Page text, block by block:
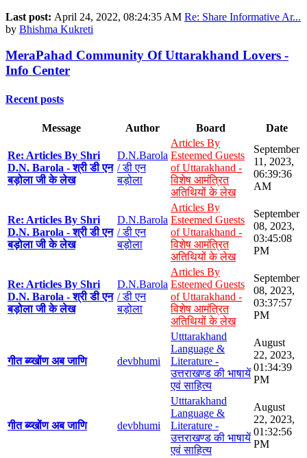
Last post: April 24, 2022, 08:24:35 AM Re: Share Informative Ar...
by Bhishma Kukreti
MeraPahad Community Of Uttarakhand Lovers -
Info Center
Recent posts
Message Author Board Date
Re: Articles By Shri
D.N. Barola - श्री डी एन
बड़ोला जी के लेख
D.N.Barola
/ डी एन
बड़ोला
Articles By
Esteemed Guests
of Uttarakhand -
विशेष आमंत्रित
अतिथियों के लेख
September
11, 2023,
06:39:36
AM
Re: Articles By Shri
D.N. Barola - श्री डी एन
बड़ोला जी के लेख
D.N.Barola
/ डी एन
बड़ोला
Articles By
Esteemed Guests
of Uttarakhand -
विशेष आमंत्रित
अतिथियों के लेख
September
08, 2023,
03:45:08
PM
Re: Articles By Shri
D.N. Barola - श्री डी एन
बड़ोला जी के लेख
D.N.Barola
/ डी एन
बड़ोला
Articles By
Esteemed Guests
of Uttarakhand -
विशेष आमंत्रित
अतिथियों के लेख
September
08, 2023,
03:37:57
PM
गीत ब्य्खोंण अब जाणि devbhumi
Utttarakhand
Language &
Literature -
उत्तराखण्ड की भाषायें
एवं साहित्य
August
22, 2023,
01:34:39
PM
गीत ब्य्खोंण अब जाणि devbhumi
Utttarakhand
Language &
Literature -
उत्तराखण्ड की भाषायें
एवं साहित्य
August
22, 2023,
01:32:56
PM